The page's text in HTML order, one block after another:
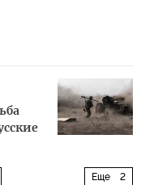
Еще 2